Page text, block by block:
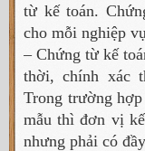
từ kế toán.
cho mỗi nghiệp
– Chứng từ kế
thời, chính xác
Trong trường
mẫu thì đơn vị
nhưng phải có